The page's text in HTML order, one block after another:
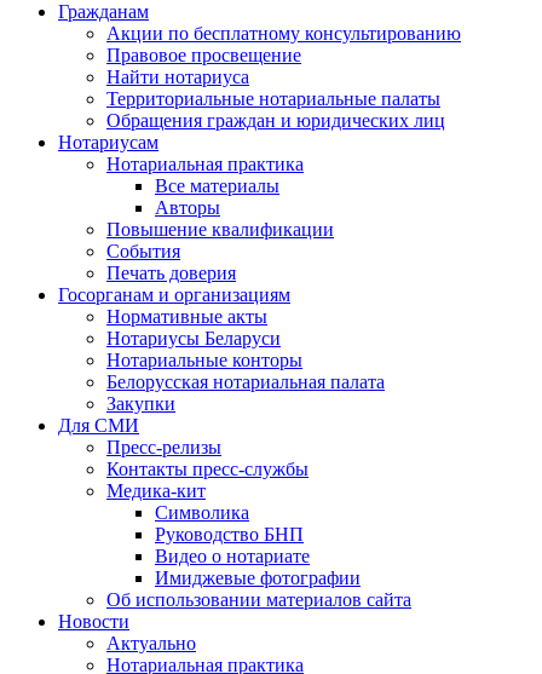
Гражданам
Акции по бесплатному консультированию
Правовое просвещение
Найти нотариуса
Территориальные нотариальные палаты
Обращения граждан и юридических лиц
Нотариусам
Нотариальная практика
Все материалы
Авторы
Повышение квалификации
События
Печать доверия
Госорганам и организациям
Нормативные акты
Нотариусы Беларуси
Нотариальные конторы
Белорусская нотариальная палата
Закупки
Для СМИ
Пресс-релизы
Контакты пресс-службы
Медика-кит
Символика
Руководство БНП
Видео о нотариате
Имиджевые фотографии
Об использовании материалов сайта
Новости
Актуально
Нотариальная практика